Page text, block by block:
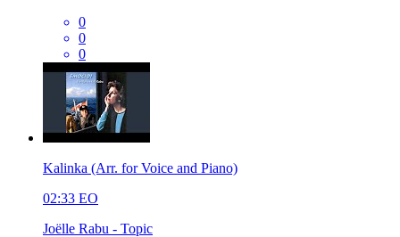
0
0
0
Kalinka (Arr. for Voice and Piano)
02:33 EO
Joëlle Rabu - Topic